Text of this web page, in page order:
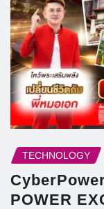
TECHNOLOGY
POWER